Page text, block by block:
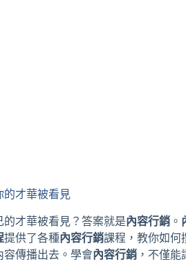
的才華被看見
才華被看見？答案就是內容行銷 。
提供了各種內容行銷課程，教你如何
容傳播出去。學會內容行銷 ，不僅